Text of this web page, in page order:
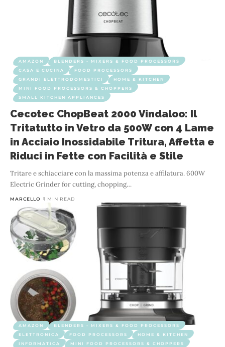
AMAZON
BLENDERS - MIXERS & FOOD PROCESSORS
CASA E CUCINA
FOOD PROCESSORS
GRANDI ELETTRODOMESTICI
HOME & KITCHEN
MINI FOOD PROCESSORS & CHOPPERS
SMALL KITCHEN APPLIANCES
Cecotec ChopBeat 2000 Vindaloo: Il
Tritatutto in Vetro da 500W con 4 Lame
in Acciaio Inossidabile Tritura, Affetta e
Riduci in Fette con Facilità e Stile
Tritare e schiacciare con la massima potenza e affilatura. 600W
Electric Grinder for cutting, chopping…
MARCELLO 1 MIN READ
AMAZON
BLENDERS - MIXERS & FOOD PROCESSORS
ELETTRONICA
FOOD PROCESSORS
HOME & KITCHEN
INFORMATICA
MINI FOOD PROCESSORS & CHOPPERS